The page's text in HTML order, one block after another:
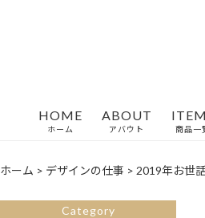
HOME
ホーム
ABOUT
アバウト 商品一
ホーム > デザインの仕事 > 2019年お世
Category